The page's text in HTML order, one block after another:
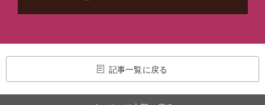
記事一覧に戻る